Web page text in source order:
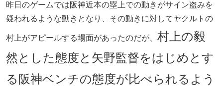
昨日のゲームでは阪神近本の塁上での動きがサイン盗みを
疑われるような動きとなり、その動きに対してヤクルトの
村上がアピールする場面があったのだが、 村上の毅
然とした態度と矢野監督をはじめとす
る阪神ベンチの態度が比べられるよう